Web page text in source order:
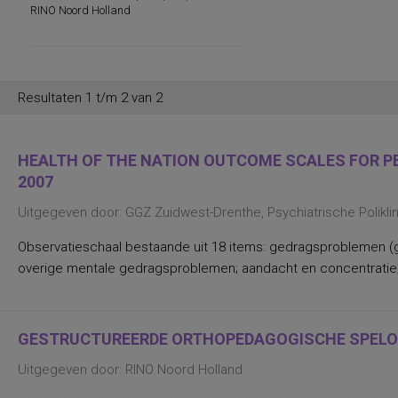
en karakter
posttraumatische stressstoornis
rekenen en wiskunde
rekenen, deelvaardigheden van
sociaal-emotioneel functioneren en
spannings- en vermijdingsaspecten van
spanningsbehoefte
spelling van Nederlandse niet-
werkwoorden
taalvaardigheid, receptief
Nederlands leesvaardigheid, Nederlands
woordenschat, Engels leesvaardigheid,
RINO Noord Holland
Resultaten 1 t/m 2 van 2
HEALTH OF THE NATION OUTCOME SCALES FOR
2007
Uitgegeven door: GGZ Zuidwest-Drenthe, Psychiatrische
Observatieschaal bestaande uit 18 items:
overige mentale gedragsproblemen; aandacht en
GESTRUCTUREERDE ORTHOPEDAGOGISCHE
Uitgegeven door: RINO Noord Holland